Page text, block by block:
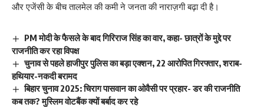
और एजेंसी के बीच तालमेल की कमी ने जनता की नाराज़गी बढ़ा दी है।
PM मोदी के फैसले के बाद गिरिराज सिंह का वार, कहा- छात्रों के मुद्दे पर
राजनीति कर रहा विपक्ष
चुनाव से पहले हाजीपुर पुलिस का बड़ा एक्शन, 22 आरोपित गिरफ्तार, शराब-
हथियार-नकदी बरामद
बिहार चुनाव 2025: चिराग पासवान का ओवैसी पर प्रहार- डर की राजनीति
कब तक? मुस्लिम वोटबैंक क्यों बर्बाद कर रहे